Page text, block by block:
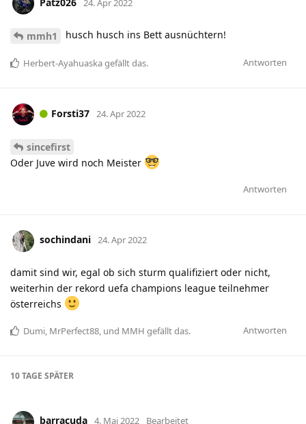
24. Apr 2022
mmh1 husch husch ins Bett ausnüchtern!
Antworten
Herbert-Ayahuaskagefällt das.
Forsti37 24. Apr 2022
sincefirst
Oder Juve wird noch Meister
Antworten
sochindani 24. Apr 2022
damit sind wir, egal ob sich sturm qualifiziert oder nicht,
weiterhin der rekord uefa champions league teilnehmer
österreichs
Antworten
Dumi MrPerfect88 , und MMH gefällt das.
10 TAGE SPÄTER
barracuda 4. Mai 2022 Bearbeitet